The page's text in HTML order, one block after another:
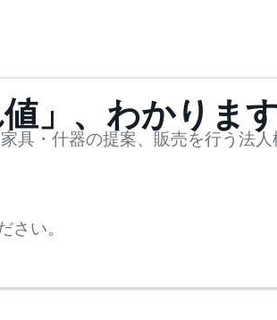
」、わかります
具・什器の提案、販売を行う法
さい。